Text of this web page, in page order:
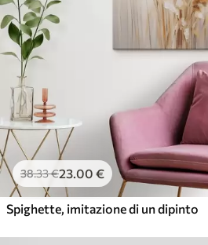
38.33€23.00 €
Spighette, imitazione di un dipinto